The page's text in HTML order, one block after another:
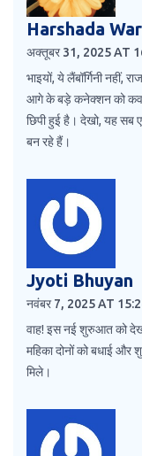
Harshada
अक्तूबर 31, 2025 AT
भाइयों, ये लैंबॉर्गिनी नहीं,
आगे के बड़े कनेक्शन को कवर
छिपी हुई है। देखो, यह सब
बन रहे हैं।
Jyoti Bhuyan
नवंबर 7, 2025 AT
वाह! इस नई शुरुआत को
महिका दोनों को बधाई
मिले।